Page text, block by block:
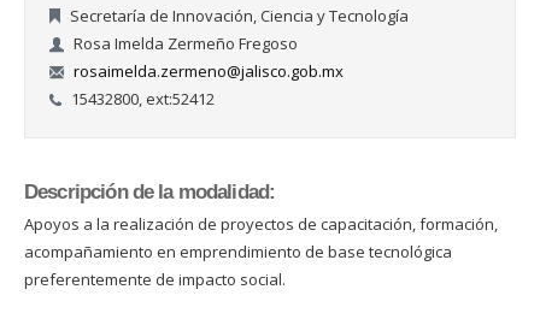
Secretaría de Innovación, Ciencia y Tecnología
Rosa Imelda Zermeño Fregoso
rosaimelda.zermeno@jalisco.gob.mx
15432800, ext:52412
Descripción de la modalidad:
Apoyos a la realización de proyectos de capacitación, formación,
acompañamiento en emprendimiento de base tecnológica
preferentemente de impacto social.